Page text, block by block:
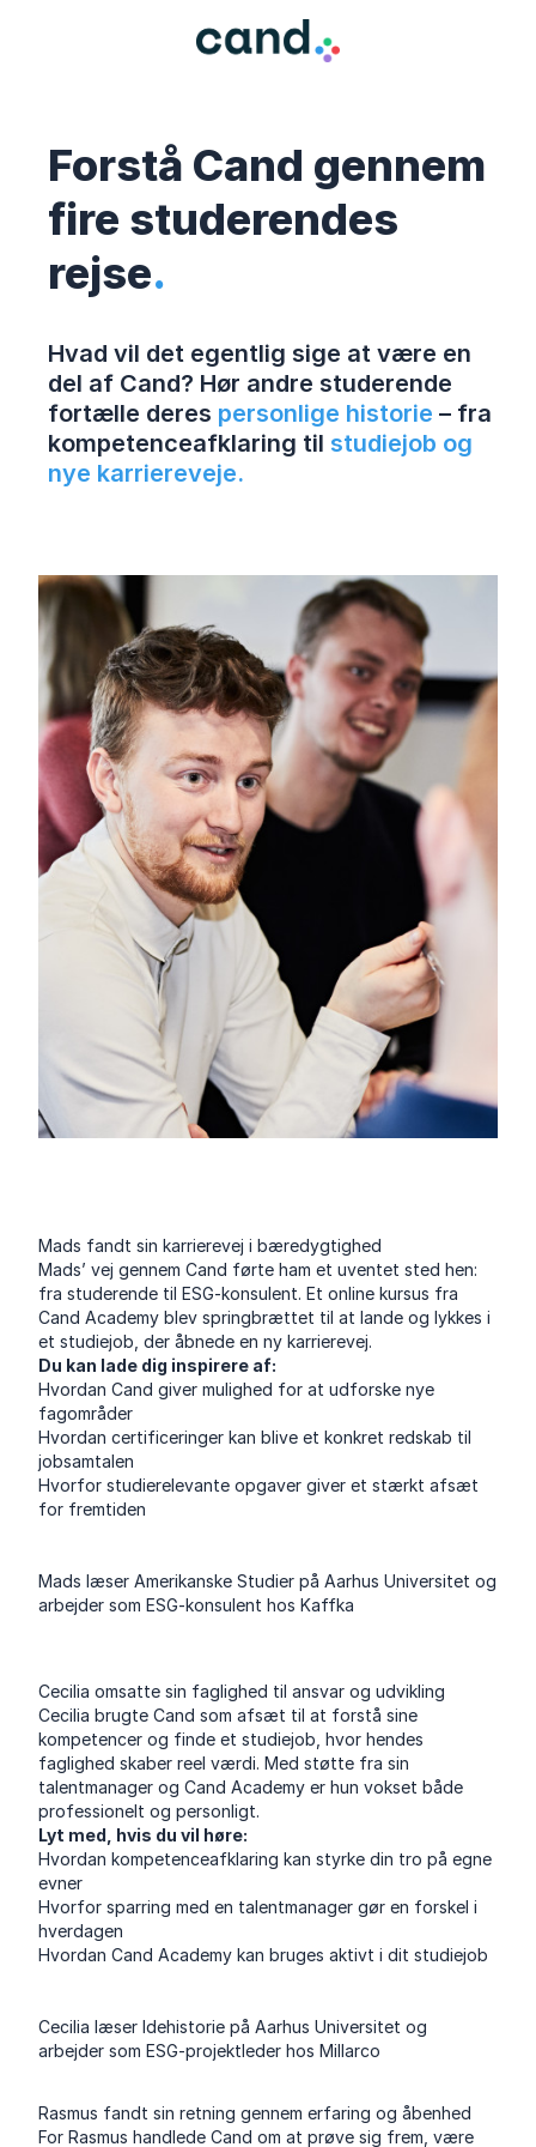
Forstå Cand gennem
fire studerendes
rejse.
Hvad vil det egentlig sige at være en
del af Cand? Hør andre studerende
fortælle deres personlige historie – fra
kompetenceafklaring til studiejob og
nye karriereveje.
Mads fandt sin karrierevej i bæredygtighed
Mads’ vej gennem Cand førte ham et uventet sted hen:
fra studerende til ESG-konsulent. Et online kursus fra
Cand Academy blev springbrættet til at lande og lykkes i
et studiejob, der åbnede en ny karrierevej.
Du kan lade dig inspirere af:
Hvordan Cand giver mulighed for at udforske nye
fagområder
Hvordan certificeringer kan blive et konkret redskab til
jobsamtalen
Hvorfor studierelevante opgaver giver et stærkt afsæt
for fremtiden
Mads læser Amerikanske Studier på Aarhus Universitet og
arbejder som ESG-konsulent hos Kaffka
Cecilia omsatte sin faglighed til ansvar og udvikling
Cecilia brugte Cand som afsæt til at forstå sine
kompetencer og finde et studiejob, hvor hendes
faglighed skaber reel værdi. Med støtte fra sin
talentmanager og Cand Academy er hun vokset både
professionelt og personligt.
Lyt med, hvis du vil høre:
Hvordan kompetenceafklaring kan styrke din tro på egne
evner
Hvorfor sparring med en talentmanager gør en forskel i
hverdagen
Hvordan Cand Academy kan bruges aktivt i dit studiejob
Cecilia læser Idehistorie på Aarhus Universitet og
arbejder som ESG-projektleder hos Millarco
Rasmus fandt sin retning gennem erfaring og åbenhed
For Rasmus handlede Cand om at prøve sig frem, være